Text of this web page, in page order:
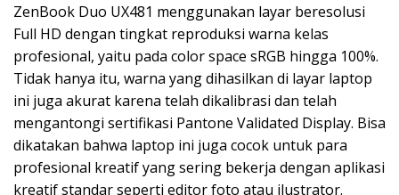
ZenBook Duo UX481 menggunakan layar beresolusi
Full HD dengan tingkat reproduksi warna kelas
profesional, yaitu pada color space sRGB hingga 100%.
Tidak hanya itu, warna yang dihasilkan di layar laptop
ini juga akurat karena telah dikalibrasi dan telah
mengantongi sertifikasi Pantone Validated Display. Bisa
dikatakan bahwa laptop ini juga cocok untuk para
profesional kreatif yang sering bekerja dengan aplikasi
kreatif standar seperti editor foto atau ilustrator.